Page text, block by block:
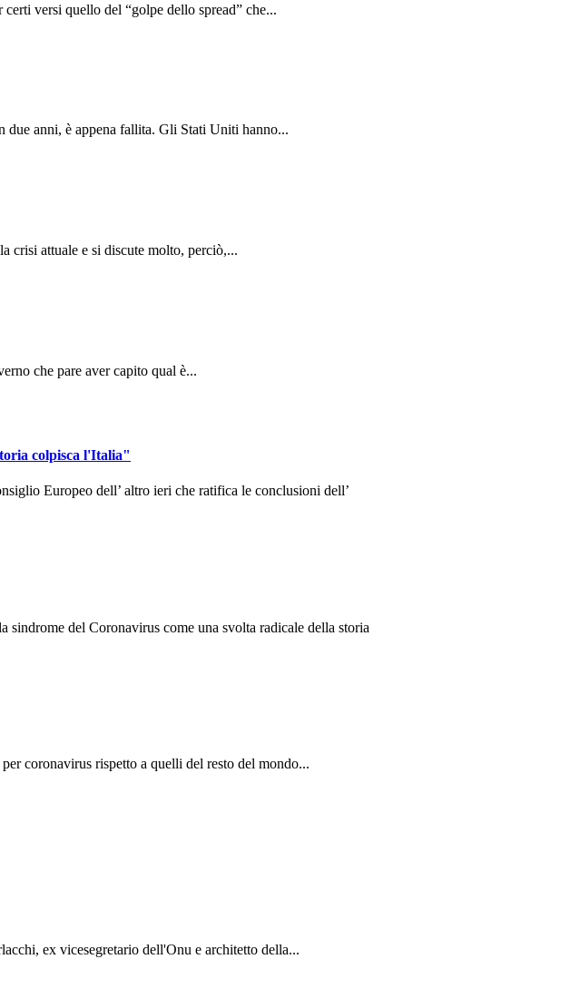
versi quello del “golpe dello spread” che...
due anni, è appena fallita. Gli Stati Uniti hanno...
crisi attuale e si discute molto, perciò,...
che pare aver capito qual è...
colpisca l'Italia"
Europeo dell’ altro ieri che ratifica le conclusioni dell’
del Coronavirus come una svolta radicale della storia
coronavirus rispetto a quelli del resto del mondo...
ex vicesegretario dell'Onu e architetto della...